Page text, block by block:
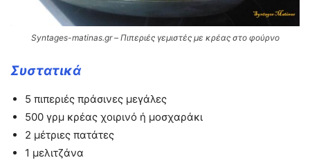
Syntages-matinas.gr – Πιπεριές γεμιστές με κρέας στο φούρνο
Συστατικά
5 πιπεριές πράσινες μεγάλες
500 γρμ κρέας χοιρινό ή μοσχαράκι
2 μέτριες πατάτες
1 μελιτζάνα